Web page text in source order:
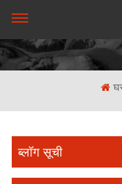
ब्लॉग सूची